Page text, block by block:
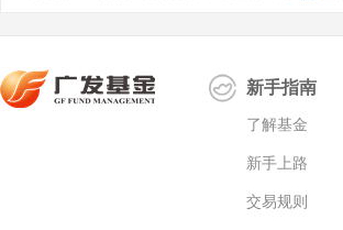
新手指南
了解基金
新手上路
交易规则